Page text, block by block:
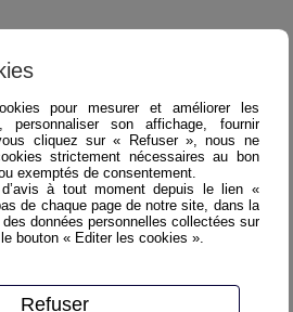
pour mesurer et améliorer les
personnaliser son affichage, fournir
cliquez sur « Refuser », nous ne
strictement nécessaires au bon
exemptés de consentement.
à tout moment depuis le lien «
de chaque page de notre site, dans la
données personnelles collectées sur
bouton « Editer les cookies ».
Refuser